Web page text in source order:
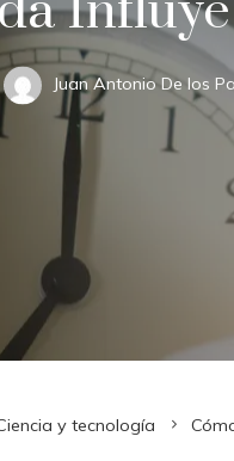
Juan Antonio De los
y tecnología